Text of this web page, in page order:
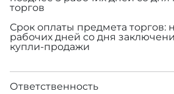
торгов
Срок оплаты предмета торгов:
рабочих дней со дня
купли-продажи
Ответственность